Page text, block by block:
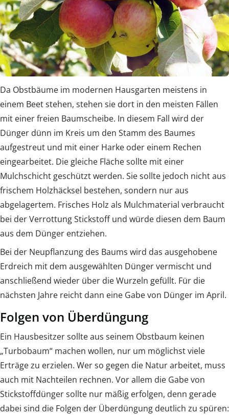
Da Obstbäume im modernen Hausgarten meistens in
einem Beet stehen, stehen sie dort in den meisten Fällen
mit einer freien Baumscheibe. In diesem Fall wird der
Dünger dünn im Kreis um den Stamm des Baumes
aufgestreut und mit einer Harke oder einem Rechen
eingearbeitet. Die gleiche Fläche sollte mit einer
Mulchschicht geschützt werden. Sie sollte jedoch nicht aus
frischem Holzhäcksel bestehen, sondern nur aus
abgelagertem. Frisches Holz als Mulchmaterial verbraucht
bei der Verrottung Stickstoff und würde diesen dem Baum
aus dem Dünger entziehen.
Bei der Neupflanzung des Baums wird das ausgehobene
Erdreich mit dem ausgewählten Dünger vermischt und
anschließend wieder über die Wurzeln gefüllt. Für die
nächsten Jahre reicht dann eine Gabe von Dünger im April.
Folgen von Überdüngung
Ein Hausbesitzer sollte aus seinem Obstbaum keinen
„Turbobaum“ machen wollen, nur um möglichst viele
Erträge zu erzielen. Wer so gegen die Natur arbeitet, muss
auch mit Nachteilen rechnen. Vor allem die Gabe von
Stickstoffdünger sollte nur mäßig erfolgen, denn gerade
dabei sind die Folgen der Überdüngung deutlich zu spüren: